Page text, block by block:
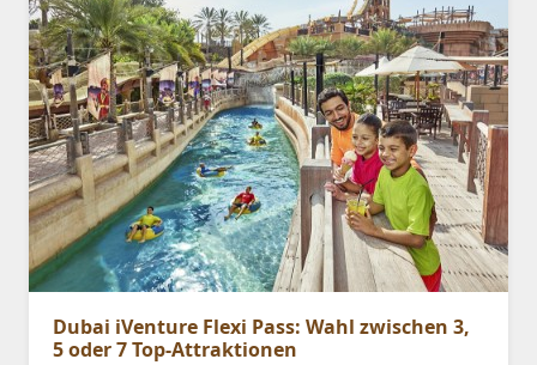
Dubai iVenture Flexi Pass: Wahl zwischen 3,
5 oder 7 Top-Attraktionen